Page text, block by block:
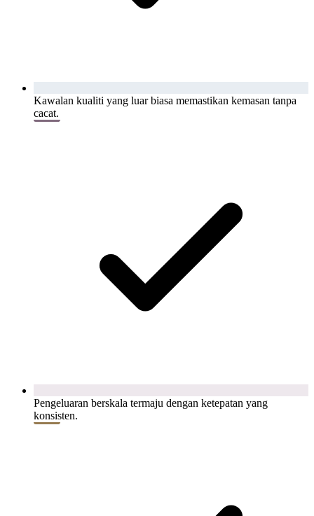
Kawalan kualiti yang luar biasa memastikan kemasan tanpa
cacat.
Pengeluaran berskala termaju dengan ketepatan yang
konsisten.